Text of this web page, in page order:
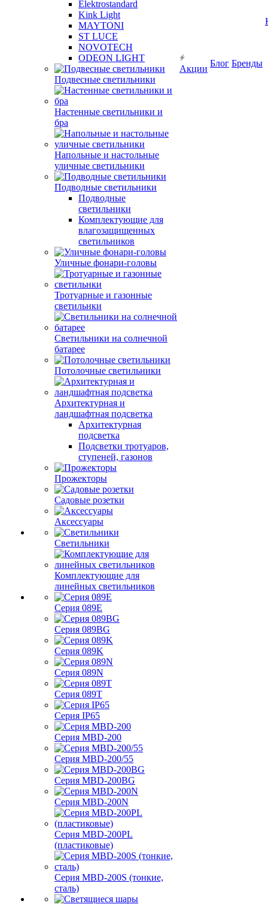
Elektrostandard
Kink Light
MAYTONI
ST LUCE
NOVOTECH
ODEON LIGHT
Подвесные светильники
Настенные светильники и
бра
Напольные и настольные
уличные светильники
Подводные светильники
Подводные
светильники
Комплектующие для
влагозащищенных
светильников
Уличные фонари-головы
Тротуарные и газонные
светильнки
Светильники на солнечной
батарее
Потолочные светильники
Архитектурная и
ландшафтная подсветка
Архитектурная
подсветка
Подсветки тротуаров,
ступеней, газонов
Прожекторы
Садовые розетки
Аксессуары
Светильники
Комплектующие для
линейных светильников
Серия 089E
Серия 089BG
Серия 089K
Серия 089N
Серия 089T
Серия IP65
Серия MBD-200
Серия MBD-200/55
Серия MBD-200BG
Серия MBD-200N
Серия MBD-200PL
(пластиковые)
Серия MBD-200S (тонкие,
сталь)
Акции
Блог Бренды